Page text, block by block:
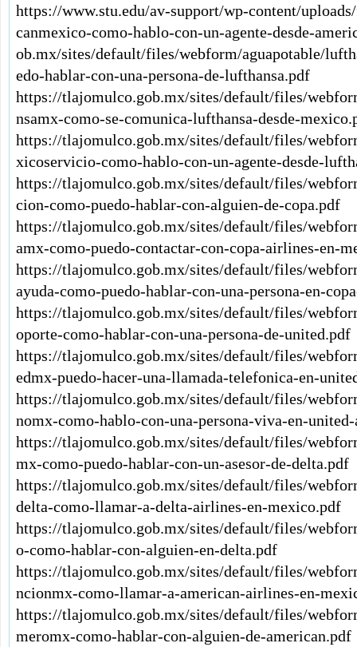
https://www.stu.edu/av-support/wp-content/
canmexico-como-hablo-con-un-agente-desde-
ob.mx/sites/default/files/webform/aguapotable/
edo-hablar-con-una-persona-de-lufthansa.pdf
https://tlajomulco.gob.mx/sites/default/files/
nsamx-como-se-comunica-lufthansa-desde-
https://tlajomulco.gob.mx/sites/default/files/
xicoservicio-como-hablo-con-un-agente-desde-
https://tlajomulco.gob.mx/sites/default/files/
cion-como-puedo-hablar-con-alguien-de-copa.pdf
https://tlajomulco.gob.mx/sites/default/files/
amx-como-puedo-contactar-con-copa-airlines-en-
https://tlajomulco.gob.mx/sites/default/files/
ayuda-como-puedo-hablar-con-una-persona-en-
https://tlajomulco.gob.mx/sites/default/files/
oporte-como-hablar-con-una-persona-de-united.pdf
https://tlajomulco.gob.mx/sites/default/files/
edmx-puedo-hacer-una-llamada-telefonica-en-
https://tlajomulco.gob.mx/sites/default/files/
nomx-como-hablo-con-una-persona-viva-en-
https://tlajomulco.gob.mx/sites/default/files/
mx-como-puedo-hablar-con-un-asesor-de-delta.pdf
https://tlajomulco.gob.mx/sites/default/files/
delta-como-llamar-a-delta-airlines-en-mexico.pdf
https://tlajomulco.gob.mx/sites/default/files/
o-como-hablar-con-alguien-en-delta.pdf
https://tlajomulco.gob.mx/sites/default/files/
ncionmx-como-llamar-a-american-airlines-en-
https://tlajomulco.gob.mx/sites/default/files/
meromx-como-hablar-con-alguien-de-american.pdf